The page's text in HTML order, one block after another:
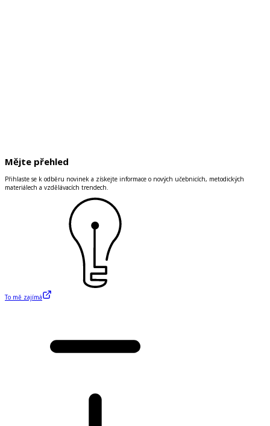
Mějte přehled
Přihlaste se k odběru novinek a získejte informace o nových učebnicích, metodických
materiálech a vzdělávacích trendech.
To mě zajímá